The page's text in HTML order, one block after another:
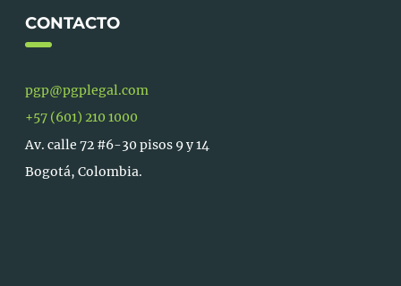
CONTACTO
pgp@pgplegal.com
+57 (601) 210 1000
Av. calle 72 #6-30 pisos 9 y 14
Bogotá, Colombia.